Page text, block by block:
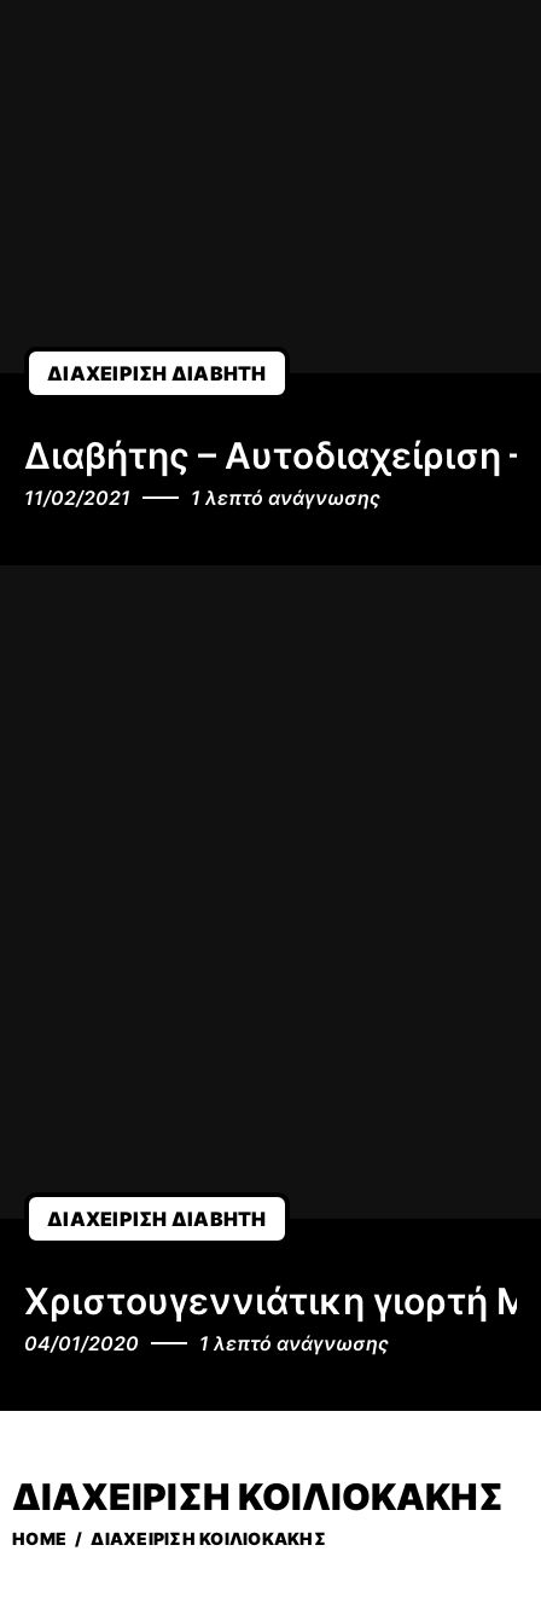
ΔΙΑΧΕΊΡΙΣΗ ΔΙΑΒΉΤΗ
Διαβήτης – Αυτοδιαχείριση
11/02/2021 1 λεπτό ανάγνωσης
ΔΙΑΧΕΊΡΙΣΗ ΔΙΑΒΉΤΗ
Χριστουγεννιάτικη γιορτή
04/01/2020 1 λεπτό ανάγνωσης
ΔΙΑΧΕΊΡΙΣΗ ΚΟΙΛΙΟΚΆΚΗΣ
HOME / ΔΙΑΧΕΊΡΙΣΗ ΚΟΙΛΙΟΚΆΚΗΣ